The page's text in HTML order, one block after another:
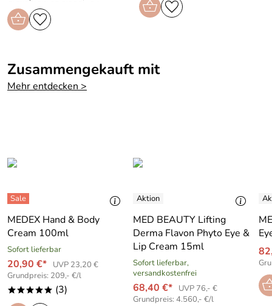
Anwendung
: Morgens und abends eine kleine Menge auf
das gereinigte Gesicht auftragen und sanft einmassieren.
Haut empfehlen wir zusätzlich das hochdosierte
Pflegeserum Vitamin Power E Extra Rich von Med Beauty
swiss unter der der Creme aufzutragen.
Weissenbrunnenstrasse 41, 8903 Birmensdorf / ZH
Schweiz, https://www.medbeauty.com
Zusammengekauft mit
Mehr entdecken >
MEDEX Hand & Body
Cream 100ml
Sofort lieferbar
20,90 €*
UVP 23,20 €
Grundpreis: 209,- €/l
***** (3)
MED BEAUTY Lifting
Derma Flavon Phyto Eye &
Lip Cream 15ml
Sofort lieferbar,
versandkostenfrei
68,40 €*
UVP 76,- €
Grundpreis: 4.560,- €/l